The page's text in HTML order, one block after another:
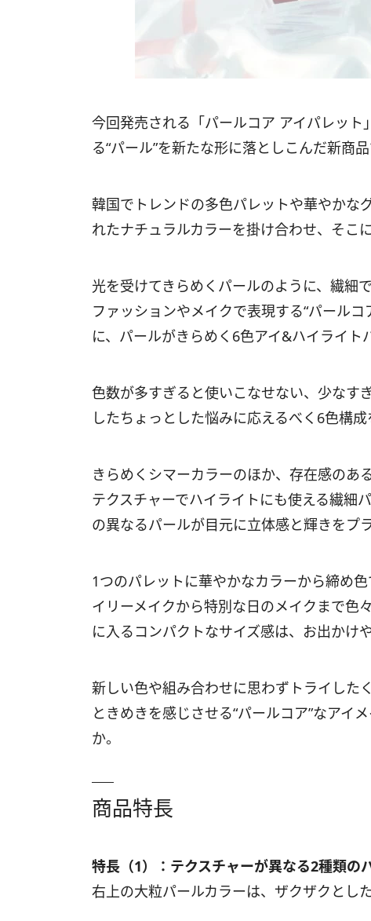
今回発売される「パールコア アイパレッ
る“パール”を新たな形に落としこんだ新商品
韓国でトレンドの多色パレットや華やかな
れたナチュラルカラーを掛け合わせ、そこ
光を受けてきらめくパールのように、繊細
ファッションやメイクで表現する“パール
に、パールがきらめく6色アイ&ハイライト
色数が多すぎると使いこなせない、少な
したちょっとした悩みに応えるべく6色構成
きらめくシマーカラーのほか、存在感のあ
テクスチャーでハイライトにも使える繊細
の異なるパールが目元に立体感と輝きをプ
1つのパレットに華やかなカラーから締め
イリーメイクから特別な日のメイクまで色
に入るコンパクトなサイズ感は、お出かけ
新しい色や組み合わせに思わずトライした
ときめきを感じさせる“パールコア”なアイ
か。
商品特長
特長（1）：テクスチャーが異なる2種類の
右上の大粒パールカラーは、ザクザクとし